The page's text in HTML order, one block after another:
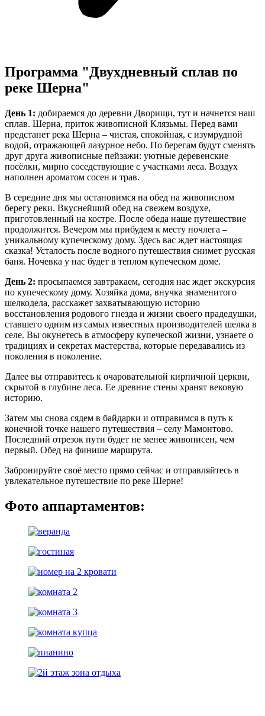
Программа "Двухдневный сплав по
реке Шерна"
День 1: добираемся до деревни Дворищи, тут и начнется наш
сплав. Шерна, приток живописной Клязьмы. Перед вами
предстанет река Шерна – чистая, спокойная, с изумрудной
водой, отражающей лазурное небо. По берегам будут сменять
друг друга живописные пейзажи: уютные деревенские
посёлки, мирно соседствующие с участками леса. Воздух
наполнен ароматом сосен и трав.
В середине дня мы остановимся на обед на живописном
берегу реки. Вкуснейший обед на свежем воздухе,
приготовленный на костре. После обеда наше путешествие
продолжится. Вечером мы прибудем к месту ночлега –
уникальному купеческому дому. Здесь вас ждет настоящая
сказка! Усталость после водного путешествия снимет русская
баня. Ночевка у нас будет в теплом купеческом доме.
День 2: просыпаемся завтракаем, сегодня нас ждет экскурсия
по купеческому дому. Хозяйка дома, внучка знаменитого
шелкодела, расскажет захватывающую историю
восстановления родового гнезда и жизни своего прадедушки,
ставшего одним из самых известных производителей шелка в
селе. Вы окунетесь в атмосферу купеческой жизни, узнаете о
традициях и секретах мастерства, которые передавались из
поколения в поколение.
Далее вы отправитесь к очаровательной кирпичной церкви,
скрытой в глубине леса. Ее древние стены хранят вековую
историю.
Затем мы снова сядем в байдарки и отправимся в путь к
конечной точке нашего путешествия – селу Мамонтово.
Последний отрезок пути будет не менее живописен, чем
первый. Обед на финише маршрута.
Забронируйте своё место прямо сейчас и отправляйтесь в
увлекательное путешествие по реке Шерне!
Фото аппартаментов: